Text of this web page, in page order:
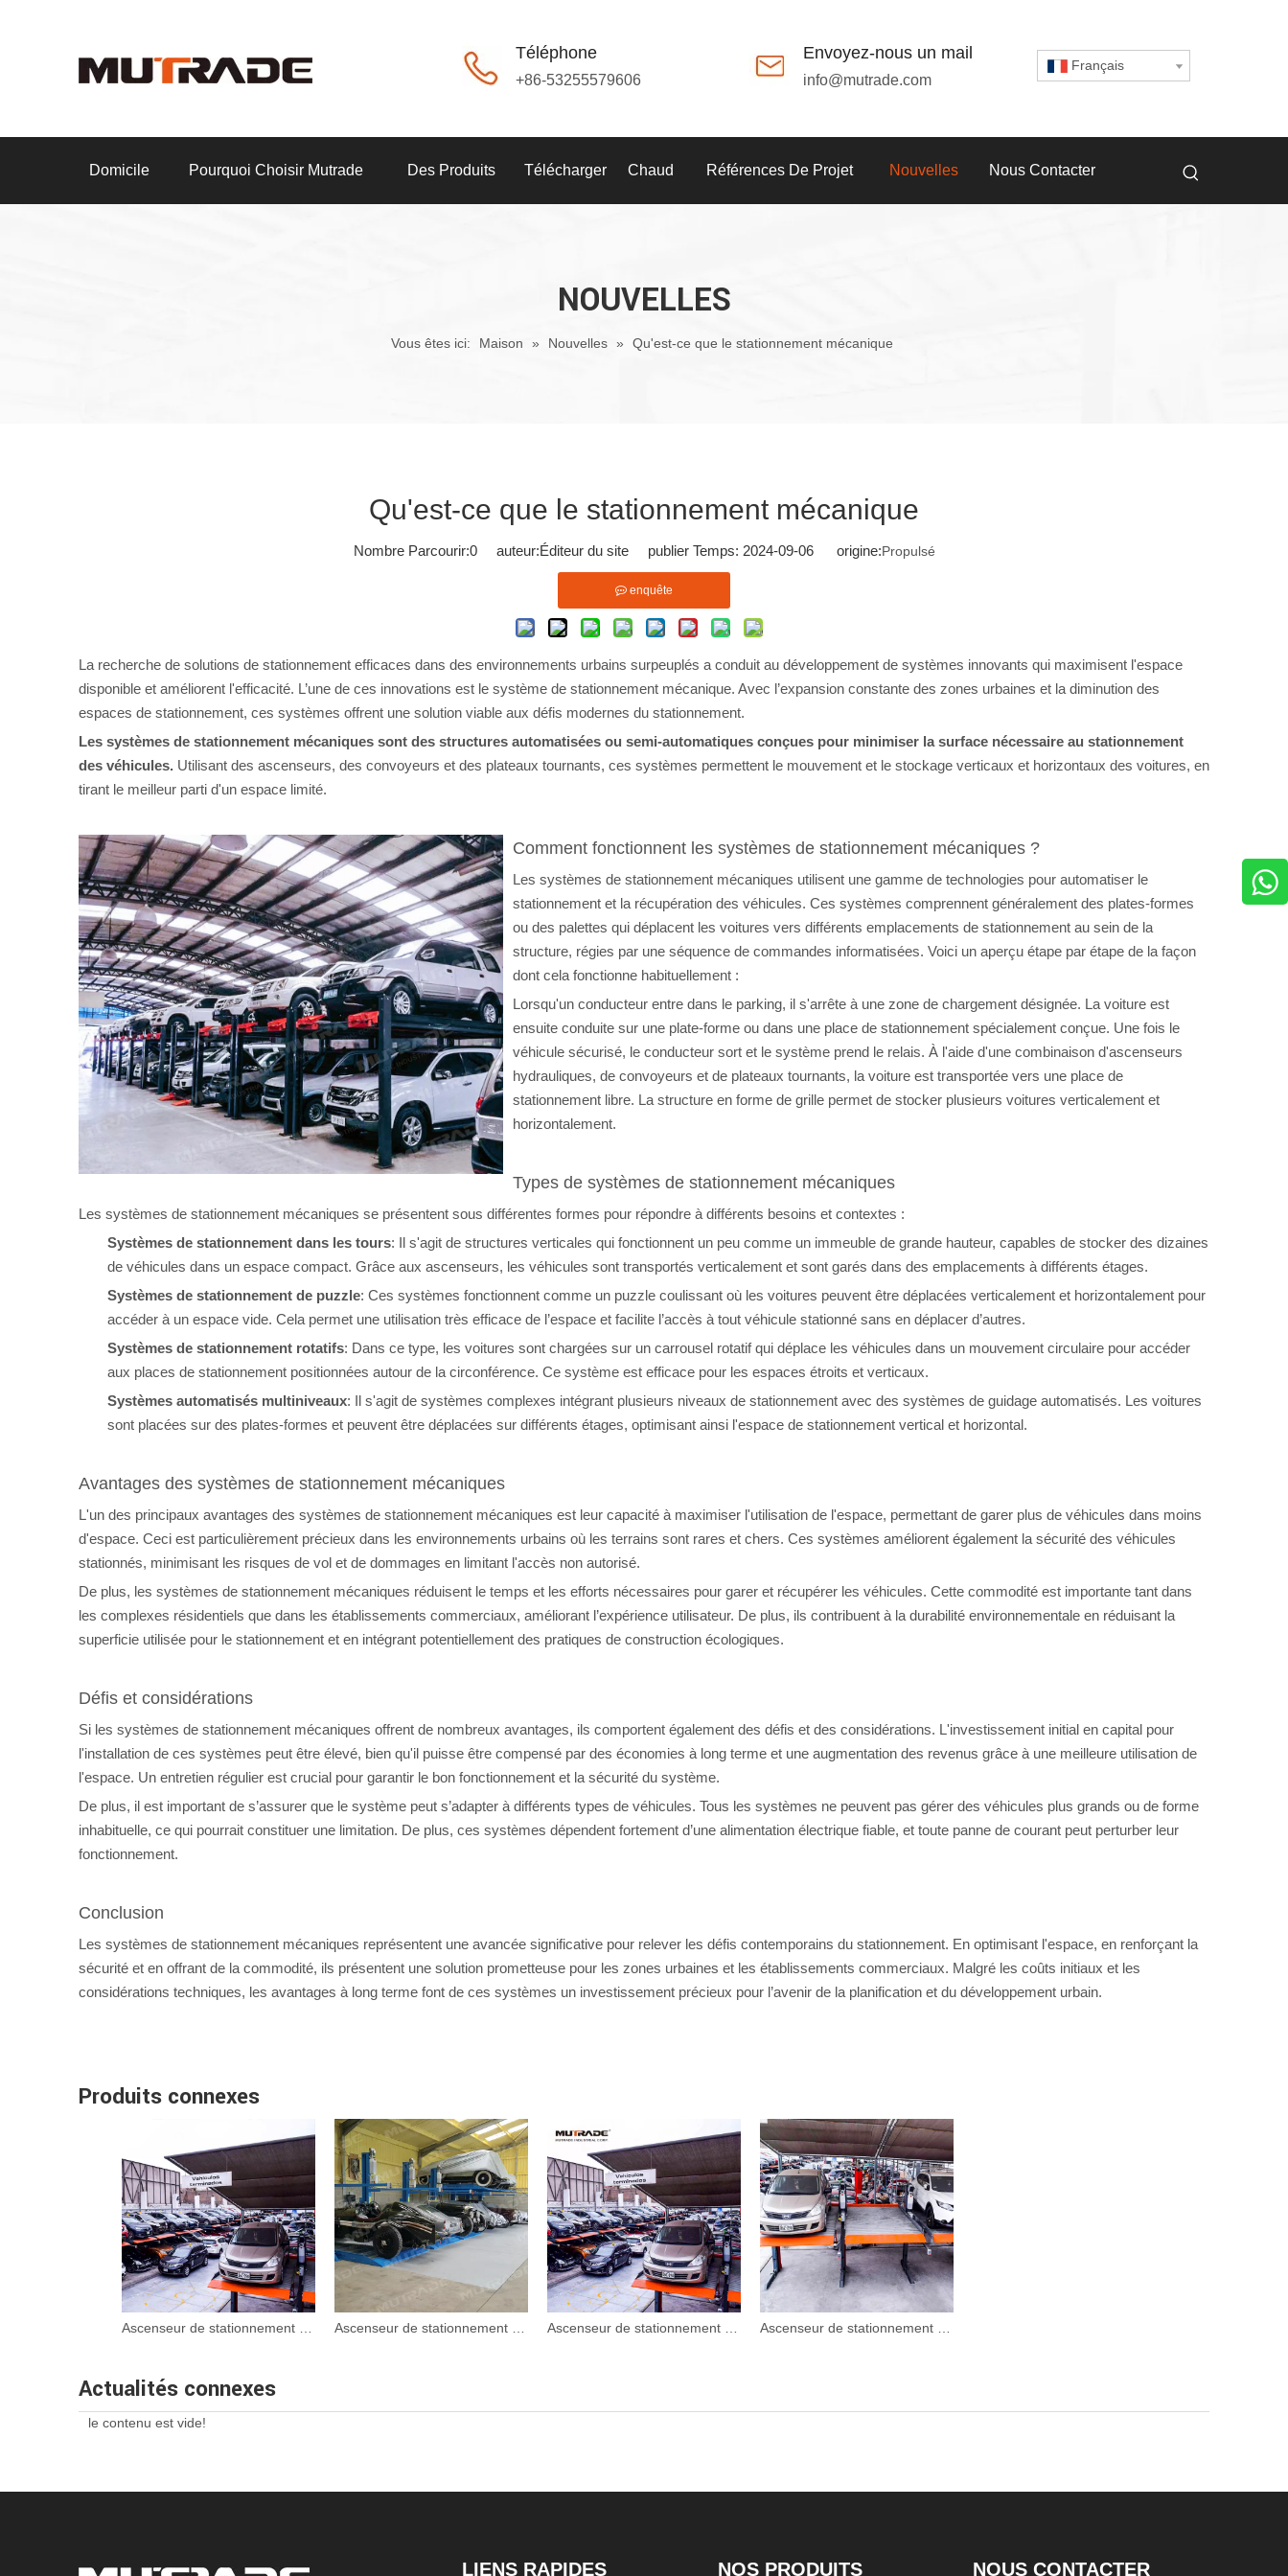
Téléphone
+86-53255579606
Envoyez-nous un mail
info@mutrade.com
Français
Domicile Pourquoi Choisir Mutrade Des Produits Télécharger Chaud Références De Projet Nouvelles Nous Contacter
NOUVELLES
Vous êtes ici: Maison » Nouvelles » Qu'est-ce que le stationnement mécanique
Qu'est-ce que le stationnement mécanique
Nombre Parcourir:0auteur:Éditeur du site publier Temps: 2024-09-06 origine:Propulsé
enquête
La recherche de solutions de stationnement efficaces dans des environnements urbains surpeuplés a conduit au développement de systèmes innovants qui maximisent l'espace
disponible et améliorent l'efficacité. L’une de ces innovations est le système de stationnement mécanique. Avec l’expansion constante des zones urbaines et la diminution des
espaces de stationnement, ces systèmes offrent une solution viable aux défis modernes du stationnement.
Les systèmes de stationnement mécaniques sont des structures automatisées ou semi-automatiques conçues pour minimiser la surface nécessaire au stationnement
des véhicules. Utilisant des ascenseurs, des convoyeurs et des plateaux tournants, ces systèmes permettent le mouvement et le stockage verticaux et horizontaux des voitures, en
tirant le meilleur parti d'un espace limité.
Comment fonctionnent les systèmes de stationnement mécaniques ?
Les systèmes de stationnement mécaniques utilisent une gamme de technologies pour automatiser le
stationnement et la récupération des véhicules. Ces systèmes comprennent généralement des plates-formes
ou des palettes qui déplacent les voitures vers différents emplacements de stationnement au sein de la
structure, régies par une séquence de commandes informatisées. Voici un aperçu étape par étape de la façon
dont cela fonctionne habituellement :
Lorsqu'un conducteur entre dans le parking, il s'arrête à une zone de chargement désignée. La voiture est
ensuite conduite sur une plate-forme ou dans une place de stationnement spécialement conçue. Une fois le
véhicule sécurisé, le conducteur sort et le système prend le relais. À l'aide d'une combinaison d'ascenseurs
hydrauliques, de convoyeurs et de plateaux tournants, la voiture est transportée vers une place de
stationnement libre. La structure en forme de grille permet de stocker plusieurs voitures verticalement et
horizontalement.
Types de systèmes de stationnement mécaniques
Les systèmes de stationnement mécaniques se présentent sous différentes formes pour répondre à différents besoins et contextes :
Systèmes de stationnement dans les tours: Il s'agit de structures verticales qui fonctionnent un peu comme un immeuble de grande hauteur, capables de stocker des dizaines
de véhicules dans un espace compact. Grâce aux ascenseurs, les véhicules sont transportés verticalement et sont garés dans des emplacements à différents étages.
Systèmes de stationnement de puzzle: Ces systèmes fonctionnent comme un puzzle coulissant où les voitures peuvent être déplacées verticalement et horizontalement pour
accéder à un espace vide. Cela permet une utilisation très efficace de l’espace et facilite l’accès à tout véhicule stationné sans en déplacer d’autres.
Systèmes de stationnement rotatifs: Dans ce type, les voitures sont chargées sur un carrousel rotatif qui déplace les véhicules dans un mouvement circulaire pour accéder
aux places de stationnement positionnées autour de la circonférence. Ce système est efficace pour les espaces étroits et verticaux.
Systèmes automatisés multiniveaux: Il s'agit de systèmes complexes intégrant plusieurs niveaux de stationnement avec des systèmes de guidage automatisés. Les voitures
sont placées sur des plates-formes et peuvent être déplacées sur différents étages, optimisant ainsi l'espace de stationnement vertical et horizontal.
Avantages des systèmes de stationnement mécaniques
L'un des principaux avantages des systèmes de stationnement mécaniques est leur capacité à maximiser l'utilisation de l'espace, permettant de garer plus de véhicules dans moins
d'espace. Ceci est particulièrement précieux dans les environnements urbains où les terrains sont rares et chers. Ces systèmes améliorent également la sécurité des véhicules
stationnés, minimisant les risques de vol et de dommages en limitant l'accès non autorisé.
De plus, les systèmes de stationnement mécaniques réduisent le temps et les efforts nécessaires pour garer et récupérer les véhicules. Cette commodité est importante tant dans
les complexes résidentiels que dans les établissements commerciaux, améliorant l’expérience utilisateur. De plus, ils contribuent à la durabilité environnementale en réduisant la
superficie utilisée pour le stationnement et en intégrant potentiellement des pratiques de construction écologiques.
Défis et considérations
Si les systèmes de stationnement mécaniques offrent de nombreux avantages, ils comportent également des défis et des considérations. L'investissement initial en capital pour
l'installation de ces systèmes peut être élevé, bien qu'il puisse être compensé par des économies à long terme et une augmentation des revenus grâce à une meilleure utilisation de
l'espace. Un entretien régulier est crucial pour garantir le bon fonctionnement et la sécurité du système.
De plus, il est important de s’assurer que le système peut s’adapter à différents types de véhicules. Tous les systèmes ne peuvent pas gérer des véhicules plus grands ou de forme
inhabituelle, ce qui pourrait constituer une limitation. De plus, ces systèmes dépendent fortement d’une alimentation électrique fiable, et toute panne de courant peut perturber leur
fonctionnement.
Conclusion
Les systèmes de stationnement mécaniques représentent une avancée significative pour relever les défis contemporains du stationnement. En optimisant l'espace, en renforçant la
sécurité et en offrant de la commodité, ils présentent une solution prometteuse pour les zones urbaines et les établissements commerciaux. Malgré les coûts initiaux et les
considérations techniques, les avantages à long terme font de ces systèmes un investissement précieux pour l’avenir de la planification et du développement urbain.
Produits connexes
Actualités connexes
le contenu est vide!
LIENS RAPIDES NOS PRODUITS NOUS CONTACTER